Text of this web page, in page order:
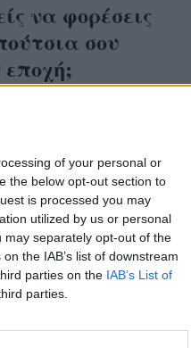
of your personal or
the below opt-out section to
is processed you may
utilized by us or personal
may separately opt-out of the
the IAB’s list of downstream
parties on the IAB’s List of
parties.
να φορέσεις
σου